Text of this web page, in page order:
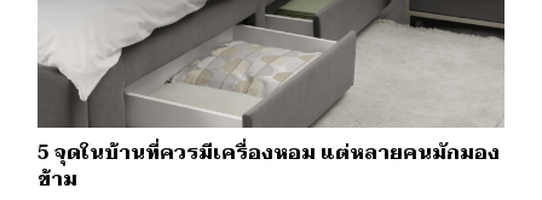
5 จุดในบ้านที่ควรมีเครื่องหอม แต่หลายคนมักมอง
ข้าม